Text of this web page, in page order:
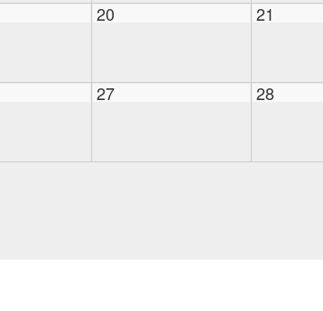
20 21
27 28